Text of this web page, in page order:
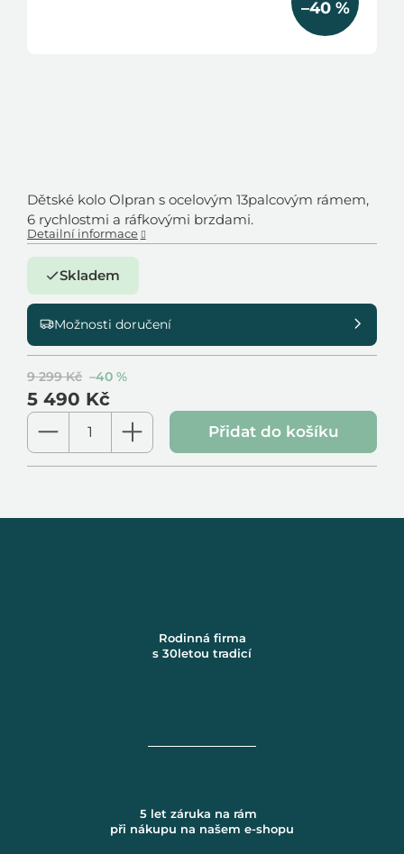
–40 %
9 299 Kč –40 %
5 490 Kč
Skladem
Možnosti doručení
Přidat do košíku
Dětské kolo Olpran s ocelovým 13palcovým rámem,
6 rychlostmi a ráfkovými brzdami.
Detailní informace
Rodinná firma
s 30letou tradicí
5 let záruka na rám
při nákupu na našem e-shopu